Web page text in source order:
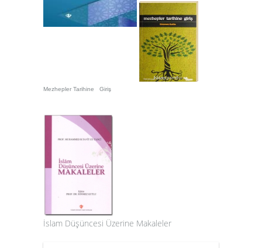
Mezhepler Tarihine Giriş
İslam Düşüncesi Üzerine Makaleler